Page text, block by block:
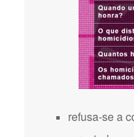
refusa-se a